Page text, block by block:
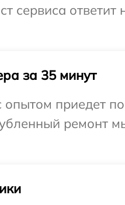
сервиса
за 35 минут
приедет
ремонт